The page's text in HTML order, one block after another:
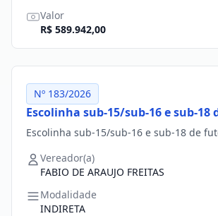
Valor
R$ 589.942,00
Nº 183/2026
Escolinha sub-15/sub-16 e sub-18
Escolinha sub-15/sub-16 e sub-18 de
Vereador(a)
FABIO DE ARAUJO FREITAS
Modalidade
INDIRETA